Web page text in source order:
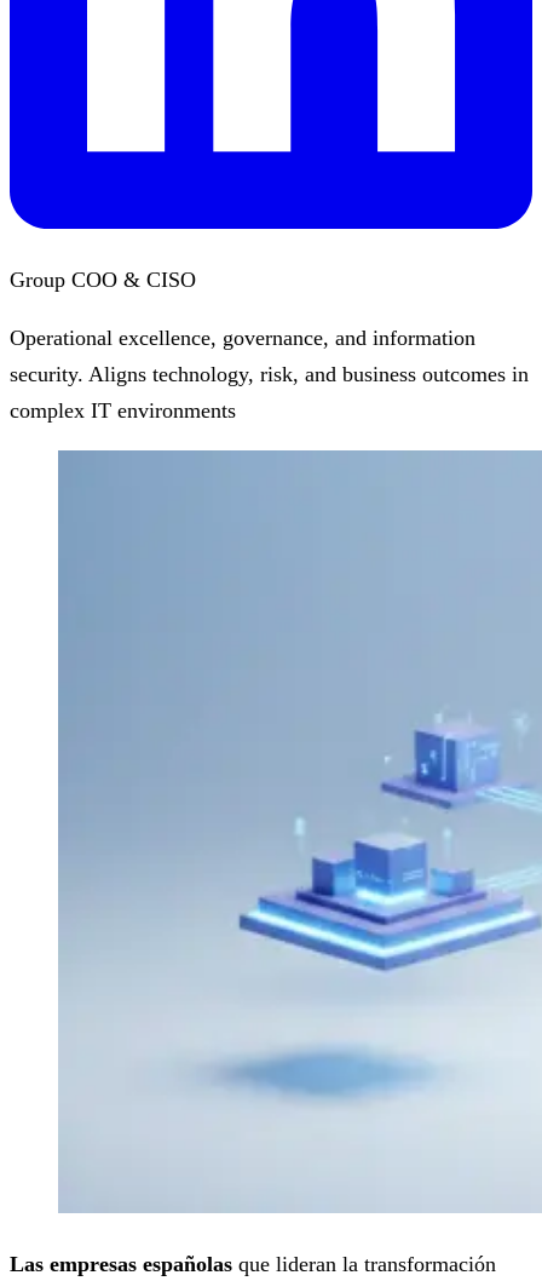
Group COO & CISO
Operational excellence, governance, and information
security. Aligns technology, risk, and business outcomes in
complex IT environments
Las empresas españolas que lideran la transformación